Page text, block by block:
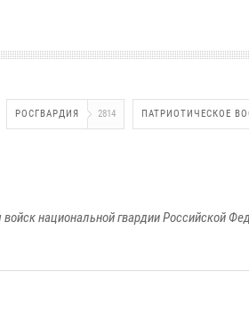
РОСГВАРДИЯ 2814 ПАТРИОТИЧЕСКОЕ
национальной гвардии Российской